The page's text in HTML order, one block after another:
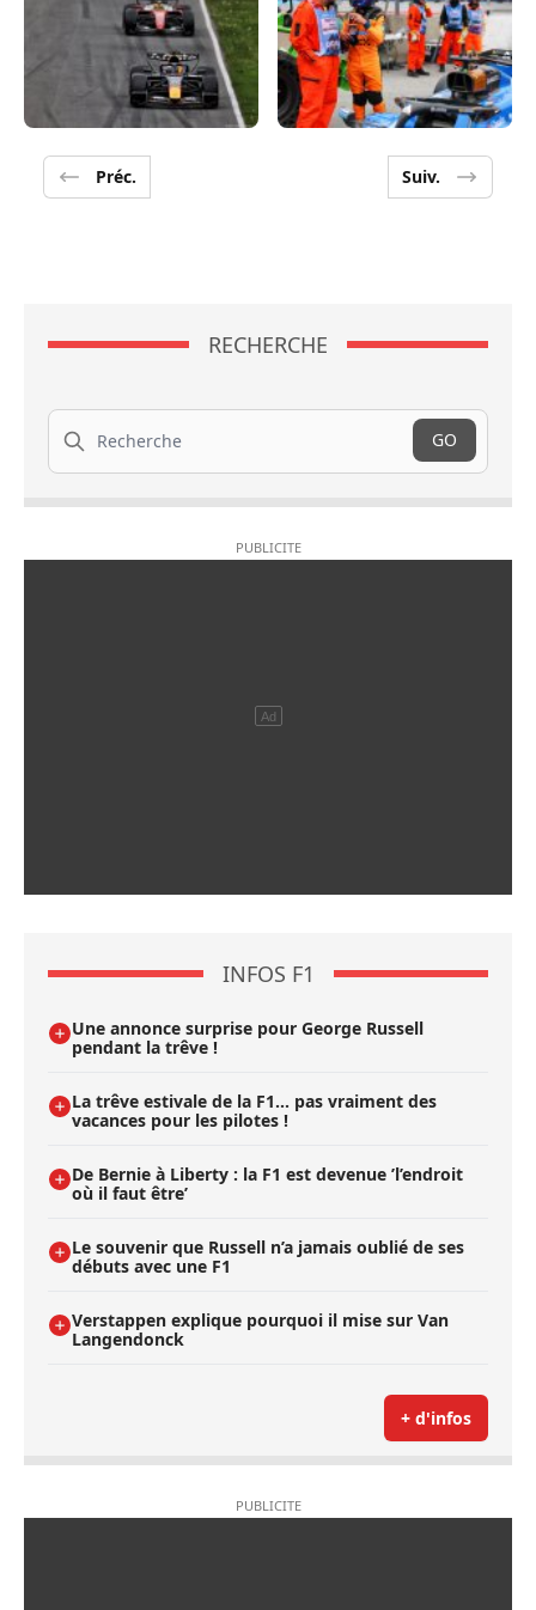
Préc. Suiv.
RECHERCHE
Recherche
GO
INFOS F1
Une annonce surprise pour George Russell
pendant la trêve !
La trêve estivale de la F1... pas vraiment des
vacances pour les pilotes !
De Bernie à Liberty : la F1 est devenue ’l’endroit
où il faut être’
Le souvenir que Russell n’a jamais oublié de ses
débuts avec une F1
Verstappen explique pourquoi il mise sur Van
Langendonck
+ d'infos